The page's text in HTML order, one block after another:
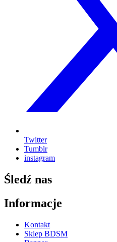
Twitter
Tumblr
instagram
Śledź nas
Informacje
Kontakt
Sklep BDSM